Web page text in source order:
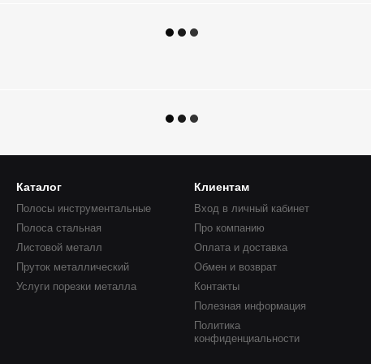
Каталог
Полосы инструментальные
Полоса стальная
Листовой металл
Пруток металлический
Услуги порезки металла
Клиентам
Вход в личный кабинет
Про компанию
Оплата и доставка
Обмен и возврат
Контакты
Полезная информация
Политика
конфиденциальности